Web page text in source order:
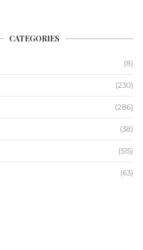
CATEGORIES
(8)
(230)
(286)
(38)
(515)
(63)